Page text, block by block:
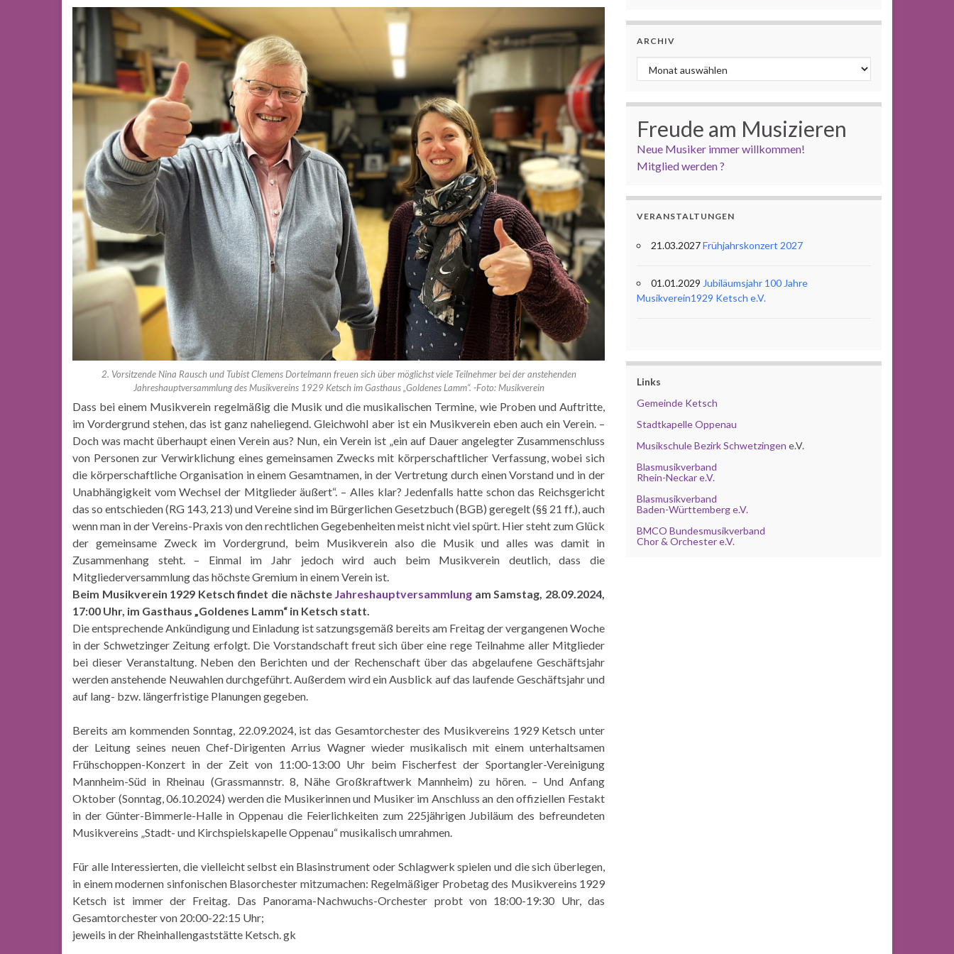
2. Vorsitzende Nina Rausch und Tubist Clemens Dortelmann freuen sich über möglichst viele Teilnehmer bei der anstehenden
Jahreshauptversammlung des Musikvereins 1929 Ketsch im Gasthaus „Goldenes Lamm“. -Foto: Musikverein
Dass bei einem Musikverein regelmäßig die Musik und die musikalischen Termine, wie Proben und Auftritte,
im Vordergrund stehen, das ist ganz naheliegend. Gleichwohl aber ist ein Musikverein eben auch ein Verein. –
Doch was macht überhaupt einen Verein aus? Nun, ein Verein ist „ein auf Dauer angelegter Zusammenschluss
von Personen zur Verwirklichung eines gemeinsamen Zwecks mit körperschaftlicher Verfassung, wobei sich
die körperschaftliche Organisation in einem Gesamtnamen, in der Vertretung durch einen Vorstand und in der
Unabhängigkeit vom Wechsel der Mitglieder äußert“. – Alles klar? Jedenfalls hatte schon das Reichsgericht
das so entschieden (RG 143, 213) und Vereine sind im Bürgerlichen Gesetzbuch (BGB) geregelt (§§ 21 ff.), auch
wenn man in der Vereins-Praxis von den rechtlichen Gegebenheiten meist nicht viel spürt. Hier steht zum Glück
der gemeinsame Zweck im Vordergrund, beim Musikverein also die Musik und alles was damit in
Zusammenhang steht. – Einmal im Jahr jedoch wird auch beim Musikverein deutlich, dass die
Mitgliederversammlung das höchste Gremium in einem Verein ist.
Beim Musikverein 1929 Ketsch findet die nächste Jahreshauptversammlung am Samstag, 28.09.2024,
17:00 Uhr, im Gasthaus „Goldenes Lamm“ in Ketsch statt.
Die entsprechende Ankündigung und Einladung ist satzungsgemäß bereits am Freitag der vergangenen Woche
in der Schwetzinger Zeitung erfolgt. Die Vorstandschaft freut sich über eine rege Teilnahme aller Mitglieder
bei dieser Veranstaltung. Neben den Berichten und der Rechenschaft über das abgelaufene Geschäftsjahr
werden anstehende Neuwahlen durchgeführt. Außerdem wird ein Ausblick auf das laufende Geschäftsjahr und
auf lang- bzw. längerfristige Planungen gegeben.
Bereits am kommenden Sonntag, 22.09.2024, ist das Gesamtorchester des Musikvereins 1929 Ketsch unter
der Leitung seines neuen Chef-Dirigenten Arrius Wagner wieder musikalisch mit einem unterhaltsamen
Frühschoppen-Konzert in der Zeit von 11:00-13:00 Uhr beim Fischerfest der Sportangler-Vereinigung
Mannheim-Süd in Rheinau (Grassmannstr. 8, Nähe Großkraftwerk Mannheim) zu hören. – Und Anfang
Oktober (Sonntag, 06.10.2024) werden die Musikerinnen und Musiker im Anschluss an den offiziellen Festakt
in der Günter-Bimmerle-Halle in Oppenau die Feierlichkeiten zum 225jährigen Jubiläum des befreundeten
Musikvereins „Stadt- und Kirchspielskapelle Oppenau“ musikalisch umrahmen.
Für alle Interessierten, die vielleicht selbst ein Blasinstrument oder Schlagwerk spielen und die sich überlegen,
in einem modernen sinfonischen Blasorchester mitzumachen: Regelmäßiger Probetag des Musikvereins 1929
Ketsch ist immer der Freitag. Das Panorama-Nachwuchs-Orchester probt von 18:00-19:30 Uhr, das
Gesamtorchester von 20:00-22:15 Uhr;
jeweils in der Rheinhallengaststätte Ketsch. gk
ARCHIV
Archiv
Freude am Musizieren
Neue Musiker immer willkommen!
Mitglied werden ?
VERANSTALTUNGEN
21.03.2027Frühjahrskonzert 2027
01.01.2029 Jubiläumsjahr 100 Jahre
Musikverein1929 Ketsch e.V.
Links
Gemeinde Ketsch
Stadtkapelle Oppenau
Musikschule Bezirk Schwetzingen e.V.
Blasmusikverband
Rhein-Neckar e.V.
Blasmusikverband
Baden-Württemberg e.V.
BMCO Bundesmusikverband
Chor & Orchester e.V.